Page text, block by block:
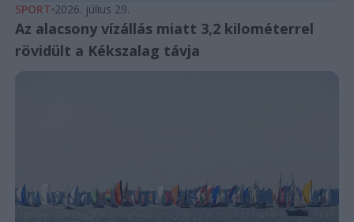
SPORT 2026. július 29.
Az alacsony vízállás miatt 3,2 kilométerrel
rövidült a Kékszalag távja